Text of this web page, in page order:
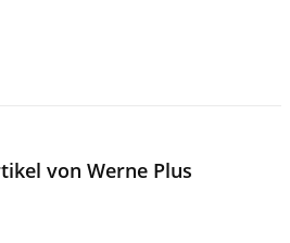
von Werne Plus